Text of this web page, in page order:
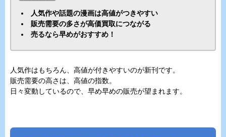
人気作や話題の漫画は高値がつきやすい
販売需要の多さが高価買取につながる
売るなら早めがおすすめ！
人気作はもちろん、高値が付きやすいのが新刊です。
販売需要の高さは、高値の指数。
日々変動しているので、早め早めの販売が望まれます。